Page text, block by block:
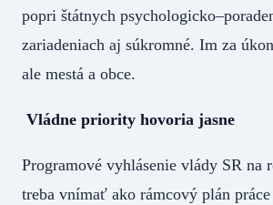
popri štátnych
zariadeniach aj súkromné. Im za
ale mestá a obce.
Vládne priority hovoria jasne
Programové vyhlásenie vlády SR na
treba vnímať ako rámcový plán